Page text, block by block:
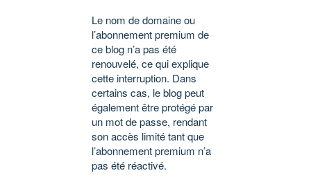
Le nom de domaine ou
l’abonnement premium de
ce blog n’a pas été
renouvelé, ce qui explique
cette interruption. Dans
certains cas, le blog peut
également être protégé par
un mot de passe, rendant
son accès limité tant que
l’abonnement premium n’a
pas été réactivé.